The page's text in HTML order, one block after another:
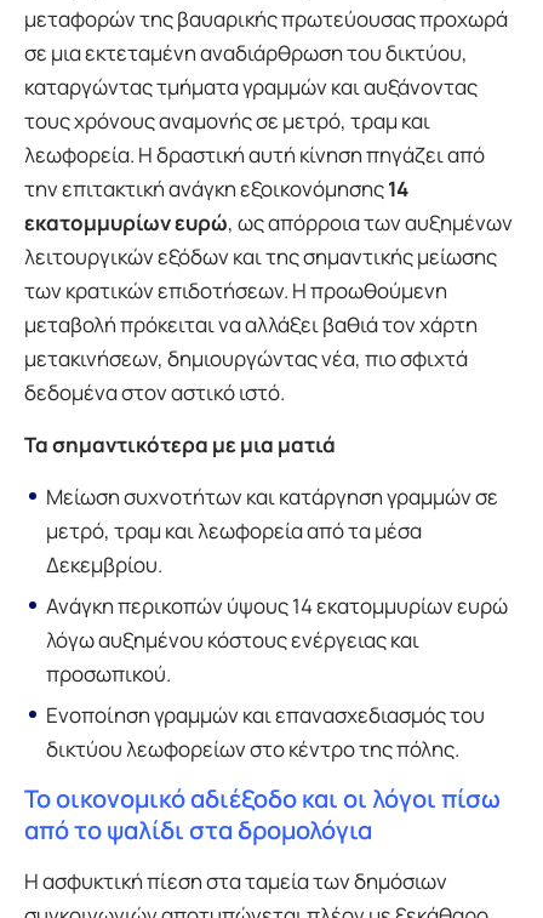
μεταφορών της βαυαρικής πρωτεύουσας προχωρά
σε μια εκτεταμένη αναδιάρθρωση του δικτύου,
καταργώντας τμήματα γραμμών και αυξάνοντας
τους χρόνους αναμονής σε μετρό, τραμ και
λεωφορεία. Η δραστική αυτή κίνηση πηγάζει από
την επιτακτική ανάγκη εξοικονόμησης14
εκατομμυρίων ευρώ, ως απόρροια των αυξημένων
λειτουργικών εξόδων και της σημαντικής μείωσης
των κρατικών επιδοτήσεων. Η προωθούμενη
μεταβολή πρόκειται να αλλάξει βαθιά τον χάρτη
μετακινήσεων, δημιουργώντας νέα, πιο σφιχτά
δεδομένα στον αστικό ιστό.
Τα σημαντικότερα με μια ματιά
Μείωση συχνοτήτων και κατάργηση γραμμών σε
μετρό, τραμ και λεωφορεία από τα μέσα
Δεκεμβρίου.
Ανάγκη περικοπών ύψους 14 εκατομμυρίων ευρώ
λόγω αυξημένου κόστους ενέργειας και
προσωπικού.
Ενοποίηση γραμμών και επανασχεδιασμός του
δικτύου λεωφορείων στο κέντρο της πόλης.
Το οικονομικό αδιέξοδο και οι λόγοι πίσω
από το ψαλίδι στα δρομολόγια
Η ασφυκτική πίεση στα ταμεία των δημόσιων